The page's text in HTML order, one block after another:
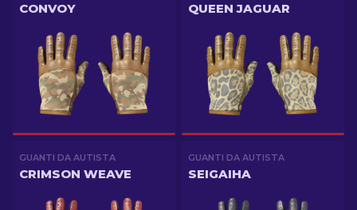
CONVOY QUEEN JAGUAR
GUANTI DA AUTISTA
CRIMSON WEAVE
GUANTI DA AUTISTA
SEIGAIHA